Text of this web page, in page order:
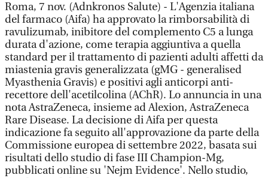
Roma, 7 nov. (Adnkronos Salute) - L'Agenzia italiana
del farmaco (Aifa) ha approvato la rimborsabilità di
ravulizumab, inibitore del complemento C5 a lunga
durata d'azione, come terapia aggiuntiva a quella
standard per il trattamento di pazienti adulti affetti da
miastenia gravis generalizzata (gMG - generalised
Myasthenia Gravis) e positivi agli anticorpi anti-
recettore dell'acetilcolina (AChR). Lo annuncia in una
nota AstraZeneca, insieme ad Alexion, AstraZeneca
Rare Disease. La decisione di Aifa per questa
indicazione fa seguito all'approvazione da parte della
Commissione europea di settembre 2022, basata sui
risultati dello studio di fase III Champion-Mg,
pubblicati online su 'Nejm Evidence'. Nello studio,